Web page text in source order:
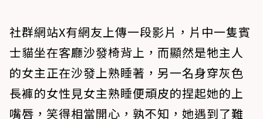
社群網站X有網友上傳一段影片，片中一隻賓
士貓坐在客廳沙發椅背上，而顯然是牠主人
的女主正在沙發上熟睡著，另一名身穿灰色
長褲的女性見女主熟睡便頑皮的捏起她的上
嘴唇，笑得相當開心，孰不知，她遇到了難